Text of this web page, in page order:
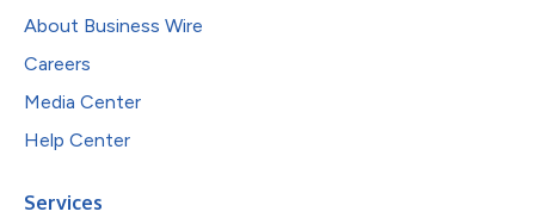
About Business Wire
Careers
Media Center
Help Center
Services